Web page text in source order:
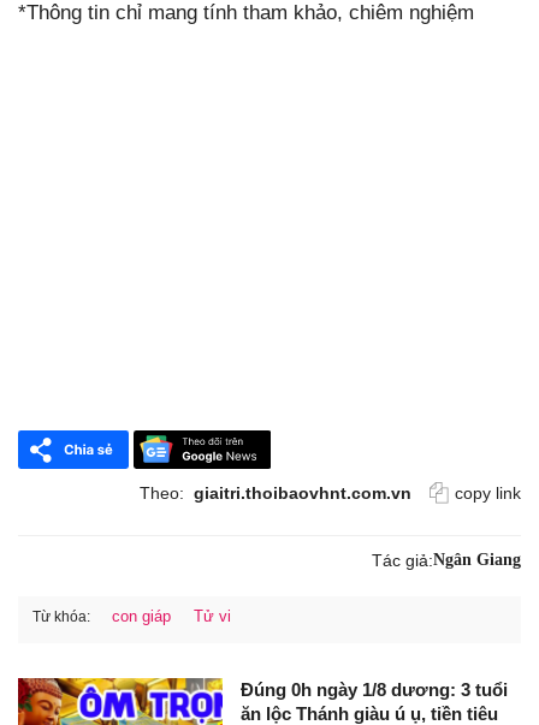
*Thông tin chỉ mang tính tham khảo, chiêm nghiệm
Theo: giaitri.thoibaovhnt.com.vn copy link
Tác giả:Ngân Giang
Từ khóa: con giáp Tử vi
Đúng 0h ngày 1/8 dương: 3 tuổi
ăn lộc Thánh giàu ú ụ, tiền tiêu